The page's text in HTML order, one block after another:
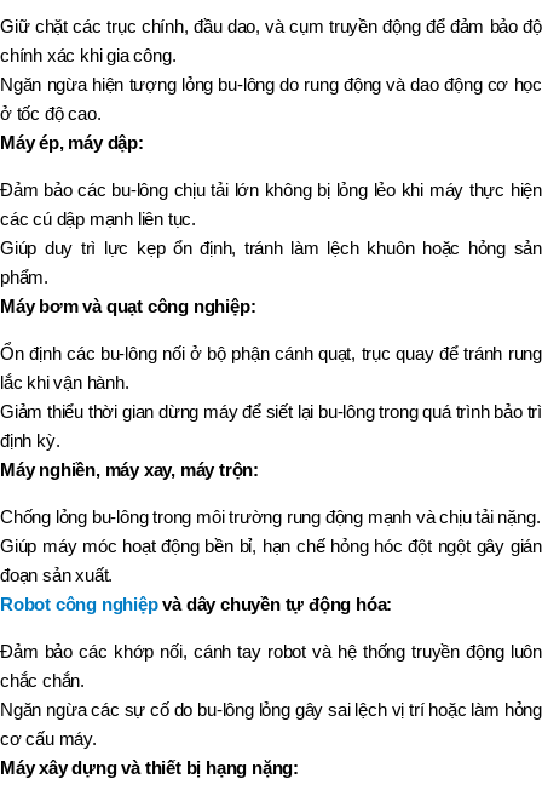
Giữ chặt các trục chính, đầu dao, và cụm truyền động để đảm bảo độ
chính xác khi gia công.
Ngăn ngừa hiện tượng lỏng bu-lông do rung động và dao động cơ học
ở tốc độ cao.
Máy ép, máy dập:
Đảm bảo các bu-lông chịu tải lớn không bị lỏng lẻo khi máy thực hiện
các cú dập mạnh liên tục.
Giúp duy trì lực kẹp ổn định, tránh làm lệch khuôn hoặc hỏng sản
phẩm.
Máy bơm và quạt công nghiệp:
Ổn định các bu-lông nối ở bộ phận cánh quạt, trục quay để tránh rung
lắc khi vận hành.
Giảm thiểu thời gian dừng máy để siết lại bu-lông trong quá trình bảo trì
định kỳ.
Máy nghiền, máy xay, máy trộn:
Chống lỏng bu-lông trong môi trường rung động mạnh và chịu tải nặng.
Giúp máy móc hoạt động bền bỉ, hạn chế hỏng hóc đột ngột gây gián
đoạn sản xuất.
Robot công nghiệpvà dây chuyền tự động hóa:
Đảm bảo các khớp nối, cánh tay robot và hệ thống truyền động luôn
chắc chắn.
Ngăn ngừa các sự cố do bu-lông lỏng gây sai lệch vị trí hoặc làm hỏng
cơ cấu máy.
Máy xây dựng và thiết bị hạng nặng: